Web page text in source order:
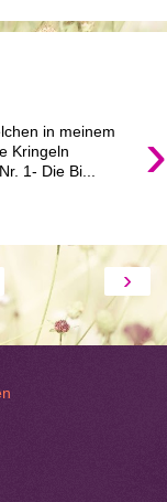
›
in meinem
Kringeln
1- Die Bi...
›